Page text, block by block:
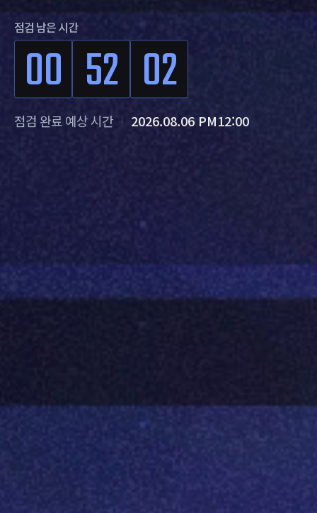
점검 남은 시간
00 52 01
점검 완료 예상 시간 2026.08.06 PM12:00